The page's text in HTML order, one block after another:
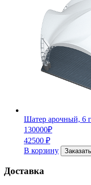
Шатер арочный, 6
130000₽
42500 ₽
В корзину
Доставка